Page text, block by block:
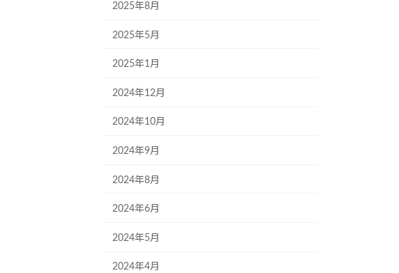
2025年8月
2025年5月
2025年1月
2024年12月
2024年10月
2024年9月
2024年8月
2024年6月
2024年5月
2024年4月